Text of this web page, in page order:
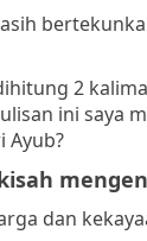
2
ini saya
Ayub?
dan